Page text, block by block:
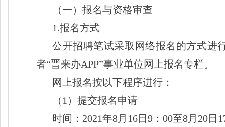
（一）报名与资格审查
1.报名方式
公开招聘笔试采取网络报名的方式进
者“晋来办APP”事业单位网上报名专栏。
网上报名按以下程序进行：
（ 1）提交报名申请
时间： 2021年8月16日9：00至8月20日